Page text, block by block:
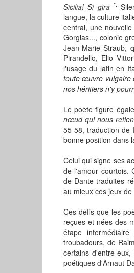
Sicilia! Si gira *.
langue, la culture
central, une
Gorgias..., colonie
Jean-Marie Straub,
Pirandello, Elio
l'usage du latin en
toute œuvre vulgaire
nos héritiers n'y
Le poète figure
nœud qui nous
55-58, traduction de
bonne position dans
Celui qui signe ses
de l'amour courtois.
de Dante traduites
au mieux ces jeux
Ces défis que les
reçues et nées des
étape
troubadours, de
certains d'entre
poétiques d'Arnaut